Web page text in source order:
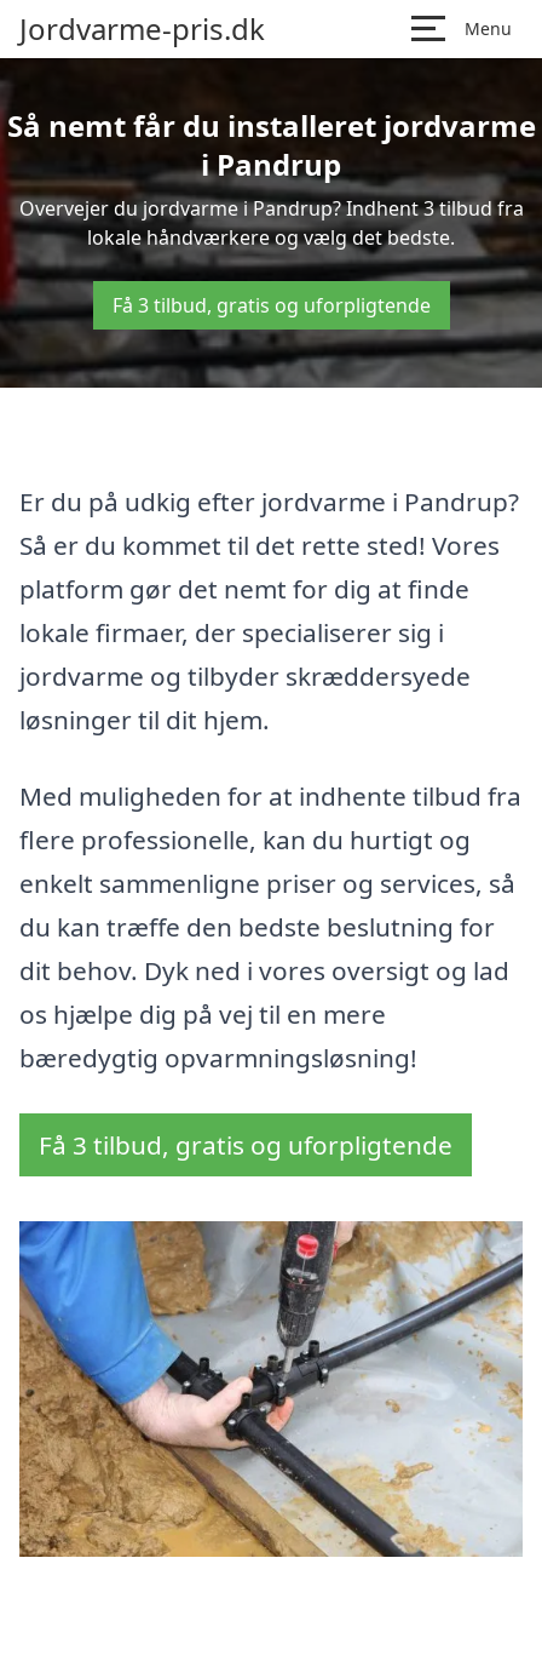
Jordvarme-pris.dk Menu
Så nemt får du installeret jordvarme
i Pandrup
Overvejer du jordvarme i Pandrup? Indhent 3 tilbud fra
lokale håndværkere og vælg det bedste.
Få 3 tilbud, gratis og uforpligtende
Er du på udkig efter jordvarme i Pandrup?
Så er du kommet til det rette sted! Vores
platform gør det nemt for dig at finde
lokale firmaer, der specialiserer sig i
jordvarme og tilbyder skræddersyede
løsninger til dit hjem.
Med muligheden for at indhente tilbud fra
flere professionelle, kan du hurtigt og
enkelt sammenligne priser og services, så
du kan træffe den bedste beslutning for
dit behov. Dyk ned i vores oversigt og lad
os hjælpe dig på vej til en mere
bæredygtig opvarmningsløsning!
Få 3 tilbud, gratis og uforpligtende